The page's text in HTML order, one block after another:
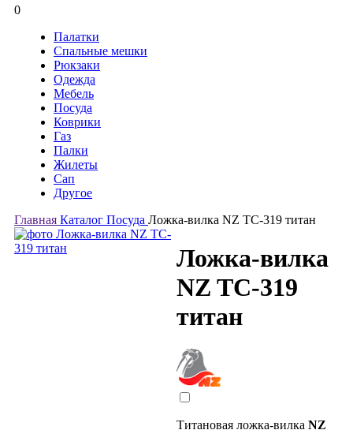
0
Палатки
Спальные мешки
Рюкзаки
Одежда
Мебель
Посуда
Коврики
Газ
Палки
Жилеты
Сап
Другое
Главная Каталог Посуда Ложка-вилка NZ TC-319 титан
Ложка-вилка
NZ TC-319
титан
Титановая ложка-вилка NZ